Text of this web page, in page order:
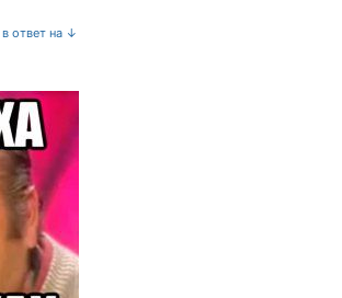
в ответ на ↓